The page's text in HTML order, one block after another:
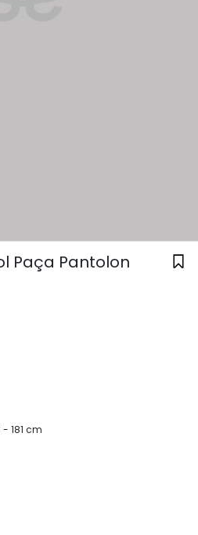
Paça Pantolon
181 cm